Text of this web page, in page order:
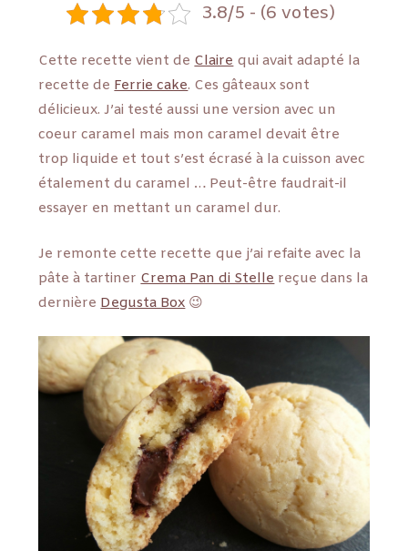
3.8/5 - (6 votes)
Cette recette vient deClairequi avait adapté la
recette deFerrie cake. Ces gâteaux sont
délicieux. J’ai testé aussi une version avec un
coeur caramel mais mon caramel devait être
trop liquide et tout s’est écrasé à la cuisson avec
étalement du caramel … Peut-être faudrait-il
essayer en mettant un caramel dur.
Je remonte cette recette que j’ai refaite avec la
pâte à tartiner Crema Pan di Stelle reçue dans la
dernière Degusta Box 😉